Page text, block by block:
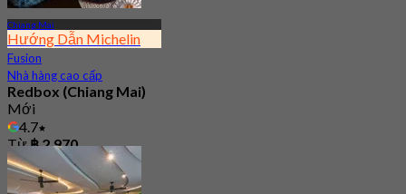
Chiang Mai
Hướng Dẫn Michelin
Fusion
Nhà hàng cao cấp
Redbox (Chiang Mai)
Mới
4.7
Từ ฿ 2,970